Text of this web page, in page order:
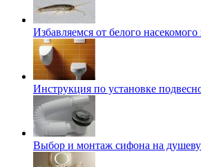
Избавляемся от белого
Инструкция по установке
Выбор и монтаж сифона на